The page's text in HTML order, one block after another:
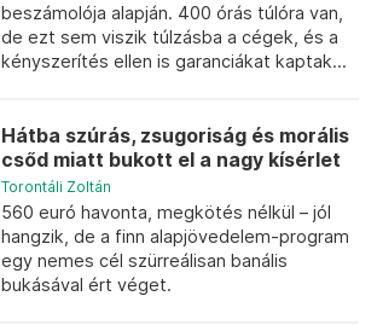
beszámolója alapján. 400 órás túlóra van,
de ezt sem viszik túlzásba a cégek, és a
kényszerítés ellen is garanciákat kaptak...
Hátba szúrás, zsugoriság és morális
csőd miatt bukott el a nagy kísérlet
Torontáli Zoltán
560 euró havonta, megkötés nélkül – jól
hangzik, de a finn alapjövedelem-program
egy nemes cél szürreálisan banális
bukásával ért véget.